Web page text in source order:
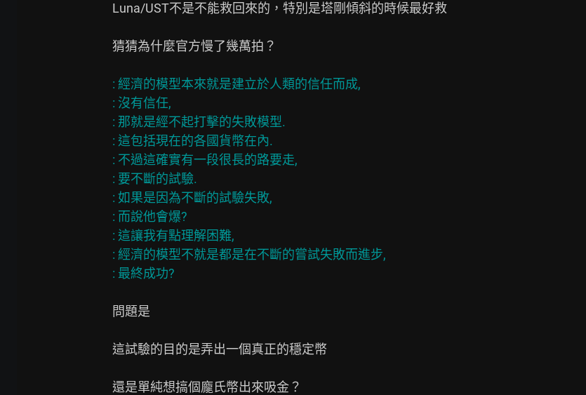
Luna/UST不是不能救回來的，特別是塔剛傾斜的時候最好救
猜猜為什麼官方慢了幾萬拍？
: 經濟的模型本來就是建立於人類的信任而成,
: 沒有信任,
: 那就是經不起打擊的失敗模型.
: 這包括現在的各國貨幣在內.
: 不過這確實有一段很長的路要走,
: 要不斷的試驗.
: 如果是因為不斷的試驗失敗,
: 而說他會爆?
: 這讓我有點理解困難,
: 經濟的模型不就是都是在不斷的嘗試失敗而進步,
問題是
這試驗的目的是弄出一個真正的穩定幣
還是單純想搞個龐氏幣出來吸金？